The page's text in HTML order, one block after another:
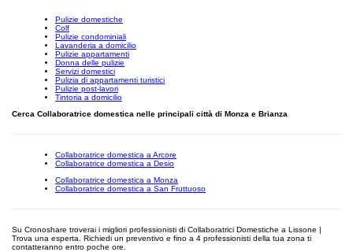
Pulizie domestiche
Colf
Pulizie condominiali
Lavanderia a domicilio
Pulizie appartamenti
Donna delle pulizie
Servizi domestici
Pulizia di appartamenti turistici
Pulizie post-lavori
Tintoria a domicilio
Cerca Collaboratrice domestica nelle principali città di Monza e Brianza
Collaboratrice domestica a Arcore
Collaboratrice domestica a Desio
Collaboratrice domestica a Monza
Collaboratrice domestica a San Fruttuoso
Su Cronoshare troverai i migliori professionisti di Collaboratrici Domestiche a Lissone |
Trova una esperta. Richiedi un preventivo e fino a 4 professionisti della tua zona ti
contatteranno entro poche ore.